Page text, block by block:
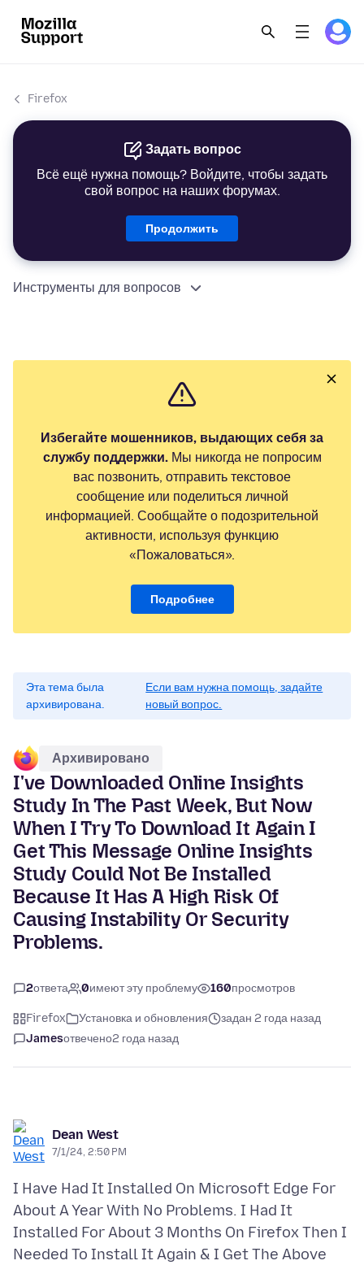
Firefox
Задать вопрос
Всё ещё нужна помощь? Войдите, чтобы задать
свой вопрос на наших форумах.
Продолжить
Инструменты для вопросов
Избегайте мошенников, выдающих себя за
службу поддержки.Мы никогда не попросим
вас позвонить, отправить текстовое
сообщение или поделиться личной
информацией. Сообщайте о подозрительной
активности, используя функцию
«Пожаловаться».
Подробнее
Эта тема была
архивирована.
Если вам нужна помощь, задайте
новый вопрос.
Архивировано
I've Downloaded Online Insights
Study In The Past Week, But Now
When I Try To Download It Again I
Get This Message Online Insights
Study Could Not Be Installed
Because It Has A High Risk Of
Causing Instability Or Security
Problems.
2ответа 0имеют эту проблему 160просмотров
Firefox Установка и обновления
задан 2 года назад
Jamesотвечено2 года назад
Dean West
7/1/24, 2:50 PM
I Have Had It Installed On Microsoft Edge For
About A Year With No Problems. I Had It
Installed For About 3 Months On Firefox Then I
Needed To Install It Again & I Get The Above